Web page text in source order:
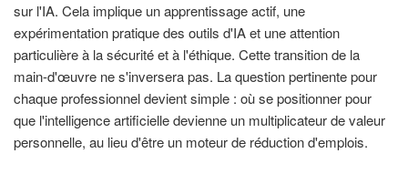
sur l'IA. Cela implique un apprentissage actif, une
expérimentation pratique des outils d'IA et une attention
particulière à la sécurité et à l'éthique. Cette transition de la
main-d'œuvre ne s'inversera pas. La question pertinente pour
chaque professionnel devient simple : où se positionner pour
que l'intelligence artificielle devienne un multiplicateur de valeur
personnelle, au lieu d'être un moteur de réduction d'emplois.